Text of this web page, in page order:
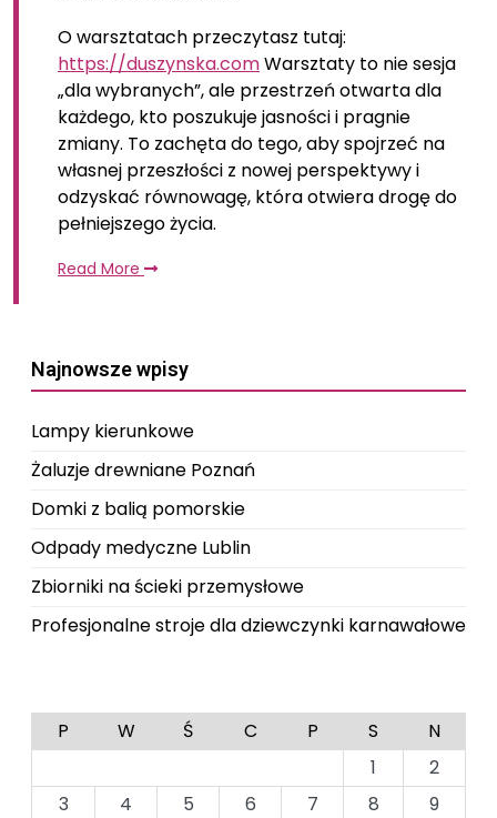
O warsztatach przeczytasz tutaj:
https://duszynska.comWarsztaty to nie sesja
„dla wybranych”, ale przestrzeń otwarta dla
każdego, kto poszukuje jasności i pragnie
zmiany. To zachęta do tego, aby spojrzeć na
własnej przeszłości z nowej perspektywy i
odzyskać równowagę, która otwiera drogę do
pełniejszego życia.
Read More
Najnowsze wpisy
Lampy kierunkowe
Żaluzje drewniane Poznań
Domki z balią pomorskie
Odpady medyczne Lublin
Zbiorniki na ścieki przemysłowe
Profesjonalne stroje dla dziewczynki karnawałowe
P W Ś C P S
N
1
2
3
4 5 6 7 8
9